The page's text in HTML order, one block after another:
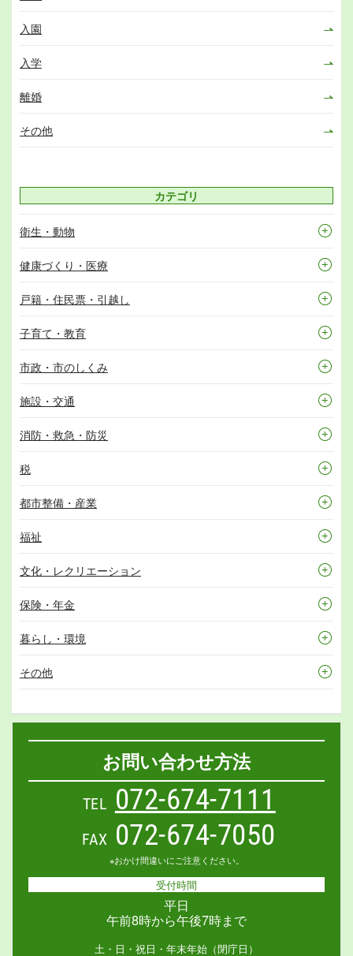
入園
入学
離婚
その他
カテゴリ
衛生・動物
健康づくり・医療
戸籍・住民票・引越し
子育て・教育
市政・市のしくみ
施設・交通
消防・救急・防災
税
都市整備・産業
福祉
文化・レクリエーション
保険・年金
暮らし・環境
その他
お問い合わせ方法
TEL 072-674-7111
FAX 072-674-7050
※おかけ間違いにご注意ください。
受付時間
平日
午前8時から午後7時まで
土・日・祝日・年末年始（閉庁日）